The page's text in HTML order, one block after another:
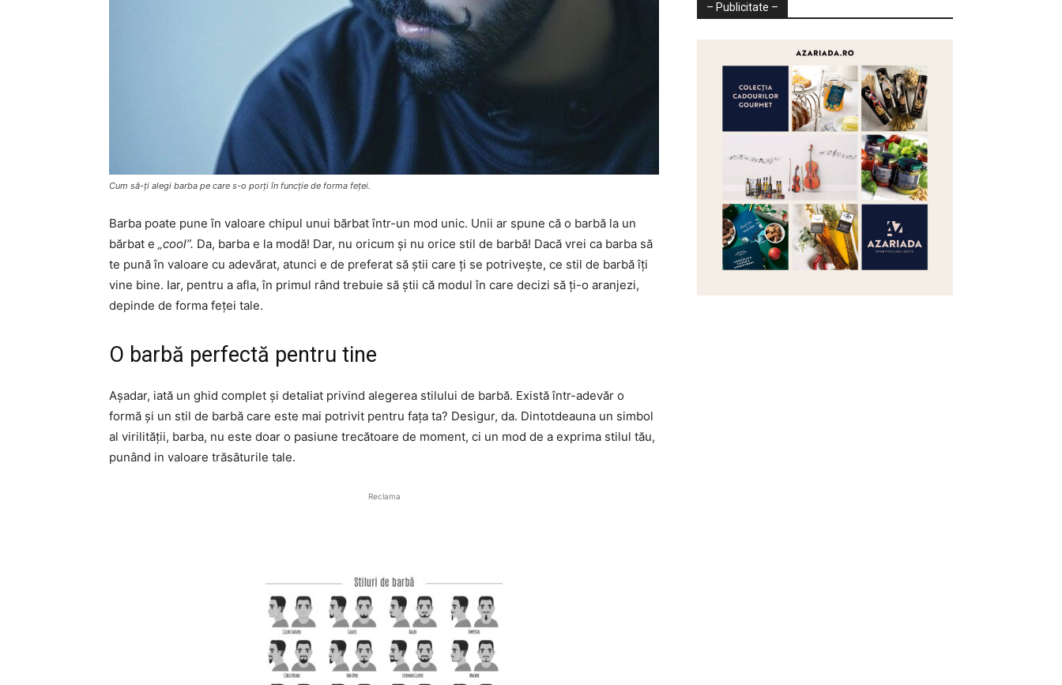
Cum să-ți alegi barba pe care s-o porți în funcție de forma feței.
Barba poate pune în valoare chipul unui bărbat într-un mod unic. Unii ar spune că o barbă la un
bărbat e „cool”. Da, barba e la modă! Dar, nu oricum și nu orice stil de barbă! Dacă vrei ca barba să
te pună în valoare cu adevărat, atunci e de preferat să știi care ți se potrivește, ce stil de barbă îți
vine bine. Iar, pentru a afla, în primul rând trebuie să știi că modul în care decizi să ți-o aranjezi,
depinde de forma feței tale.
O barbă perfectă pentru tine
Așadar, iată un ghid complet și detaliat privind alegerea stilului de barbă. Există într-adevăr o
formă și un stil de barbă care este mai potrivit pentru fața ta? Desigur, da. Dintotdeauna un simbol
al virilității, barba, nu este doar o pasiune trecătoare de moment, ci un mod de a exprima stilul tău,
punând in valoare trăsăturile tale.
Reclama
– Publicitate –